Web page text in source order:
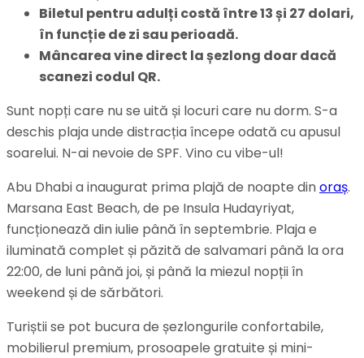
Biletul pentru adulți costă între 13 și 27 dolari,
în funcție de zi sau perioadă.
Mâncarea vine direct la șezlong doar dacă
scanezi codul QR.
Sunt nopți care nu se uită și locuri care nu dorm. S-a
deschis plaja unde distracția începe odată cu apusul
soarelui. N-ai nevoie de SPF. Vino cu vibe-ul!
Abu Dhabi a inaugurat prima plajă de noapte dinoraș.
Marsana East Beach, de pe Insula Hudayriyat,
funcționează din iulie până în septembrie. Plaja e
iluminată complet și păzită de salvamari până la ora
22:00, de luni până joi, și până la miezul nopții în
weekend și de sărbători.
Turiștii se pot bucura de șezlongurile confortabile,
mobilierul premium, prosoapele gratuite și mini-